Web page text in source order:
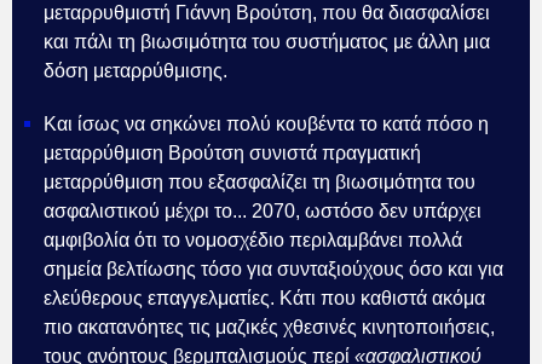
μεταρρυθμιστή Γιάννη Βρούτση, που θα διασφαλίσει
και πάλι τη βιωσιμότητα του συστήματος με άλλη μια
δόση μεταρρύθμισης.
Και ίσως να σηκώνει πολύ κουβέντα το κατά πόσο η
μεταρρύθμιση Βρούτση συνιστά πραγματική
μεταρρύθμιση που εξασφαλίζει τη βιωσιμότητα του
ασφαλιστικού μέχρι το... 2070, ωστόσο δεν υπάρχει
αμφιβολία ότι το νομοσχέδιο περιλαμβάνει πολλά
σημεία βελτίωσης τόσο για συνταξιούχους όσο και για
ελεύθερους επαγγελματίες. Κάτι που καθιστά ακόμα
πιο ακατανόητες τις μαζικές χθεσινές κινητοποιήσεις,
τους ανόητους βερμπαλισμούς περί «ασφαλιστικού